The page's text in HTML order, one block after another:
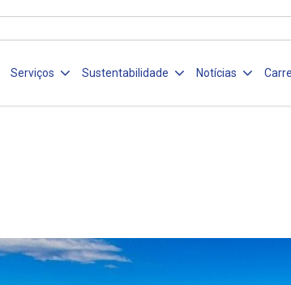
Serviços Sustentabilidade Notícias